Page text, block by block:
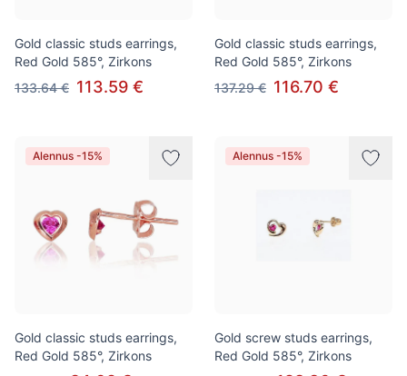
Gold classic studs earrings,
Red Gold 585°, Zirkons
133.64 € 113.59 €
Gold classic studs earrings,
Red Gold 585°, Zirkons
137.29 € 116.70 €
Alennus -15%
Gold classic studs earrings,
Red Gold 585°, Zirkons
Alennus -15%
Gold screw studs earrings,
Red Gold 585°, Zirkons